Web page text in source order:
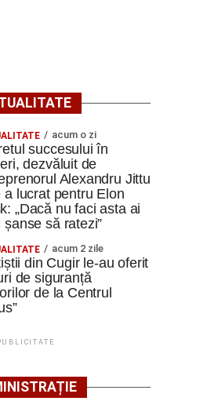
acum o zi
succesului în
dezvăluit de
Alexandru Jittu
a lucrat pentru Elon
„Dacă nu faci asta ai
șanse să ratezi”
acum 2 zile
din Cugir le-au oferit
de siguranță
de la Centrul